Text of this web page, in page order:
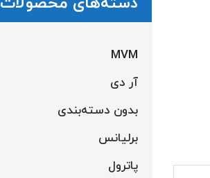
MVM
آر دی
بدون دسته‌بندی
برلیانس
پاترول